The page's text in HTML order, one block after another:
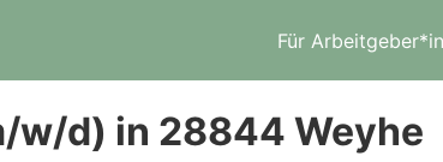
Für
w/d) in 28844 Weyhe